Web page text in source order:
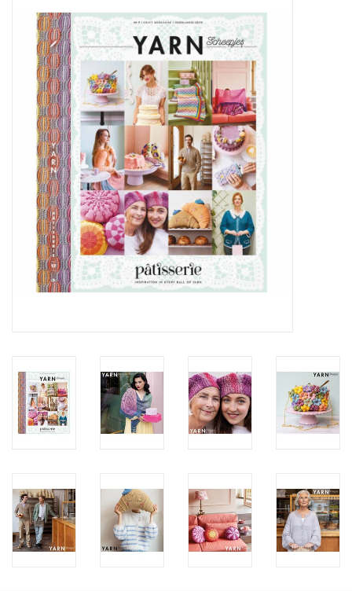
Merken
Workshops
Inlijsting
Over ons
Springkasteel